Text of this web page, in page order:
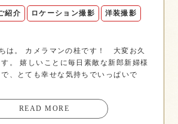
紹介 ロケーション撮影 洋装撮影
は。 カメラマンの桂です！ 大変お久
。 嬉しいことに毎日素敵な新郎新婦様
、とても幸せな気持ちでいっぱいで
READ MORE